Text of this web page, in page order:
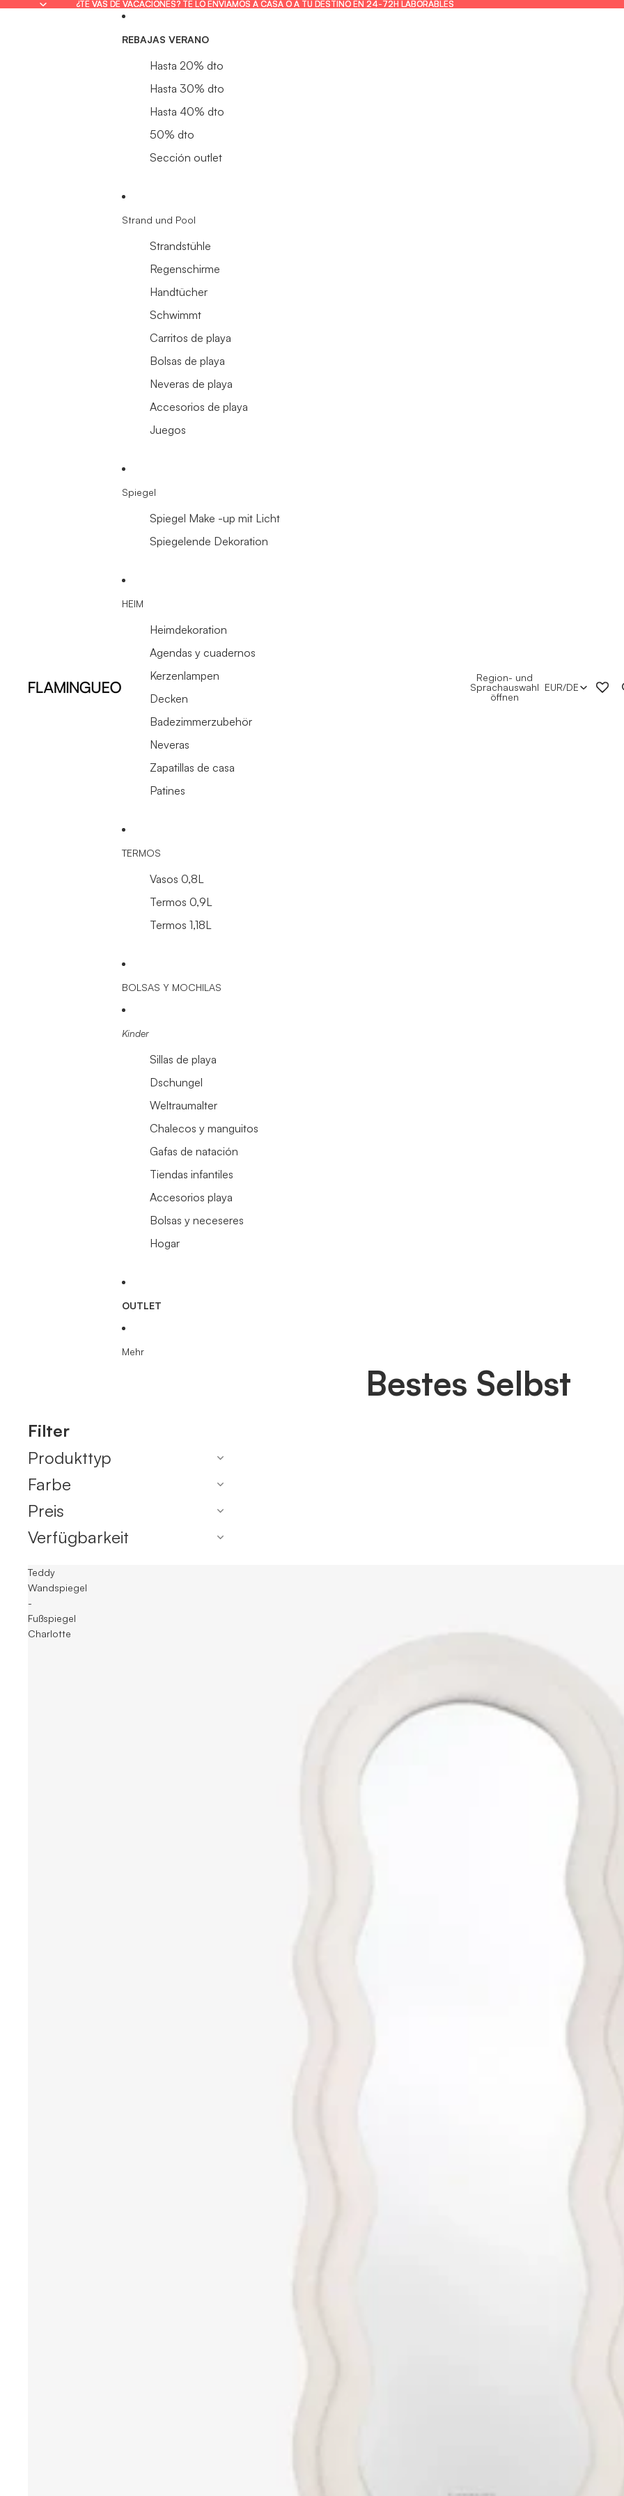
¿TE VAS DE VACACIONES? TE LO ENVIAMOS A CASA O A TU DESTINO EN 24-72H LABORABLES
¿TE VAS DE VACACIONES? TE LO ENVIAMOS A CASA O A TU DESTINO EN 24-72H LABORABLES
REBAJAS VERANO
Hasta 20% dto
Hasta 30% dto
Hasta 40% dto
50% dto
Sección outlet
Strand und Pool
Strandstühle
Regenschirme
Handtücher
Schwimmt
Carritos de playa
Bolsas de playa
Neveras de playa
Accesorios de playa
Juegos
Spiegel
Spiegel Make -up mit Licht
Spiegelende Dekoration
HEIM
Heimdekoration
Agendas y cuadernos
Kerzenlampen
Decken
Badezimmerzubehör
Neveras
Zapatillas de casa
Patines
TERMOS
Vasos 0,8L
Termos 0,9L
Termos 1,18L
BOLSAS Y MOCHILAS
Kinder
Sillas de playa
Dschungel
Weltraumalter
Chalecos y manguitos
Gafas de natación
Tiendas infantiles
Accesorios playa
Bolsas y neceseres
Hogar
OUTLET
Mehr
Region- und
Sprachauswahl
öffnen
EUR/DE
Bestes Selbst
Filter
Produkttyp
Farbe
Preis
Verfügbarkeit
Teddy
Wandspiegel
-
Fußspiegel
Charlotte